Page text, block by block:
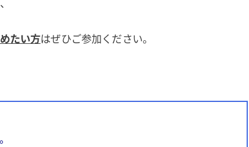
たい方はぜひご参加ください。